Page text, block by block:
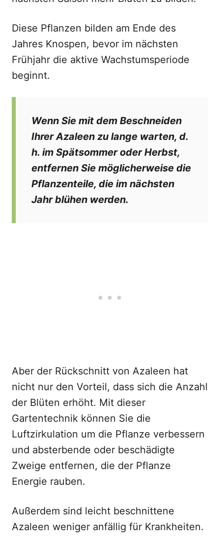
Diese Pflanzen bilden am Ende des
Jahres Knospen, bevor im nächsten
Frühjahr die aktive Wachstumsperiode
beginnt.
Wenn Sie mit dem Beschneiden
Ihrer Azaleen zu lange warten, d.
h. im Spätsommer oder Herbst,
entfernen Sie möglicherweise die
Pflanzenteile, die im nächsten
Jahr blühen werden.
Aber der Rückschnitt von Azaleen hat
nicht nur den Vorteil, dass sich die Anzahl
der Blüten erhöht. Mit dieser
Gartentechnik können Sie die
Luftzirkulation um die Pflanze verbessern
und absterbende oder beschädigte
Zweige entfernen, die der Pflanze
Energie rauben.
Außerdem sind leicht beschnittene
Azaleen weniger anfällig für Krankheiten.